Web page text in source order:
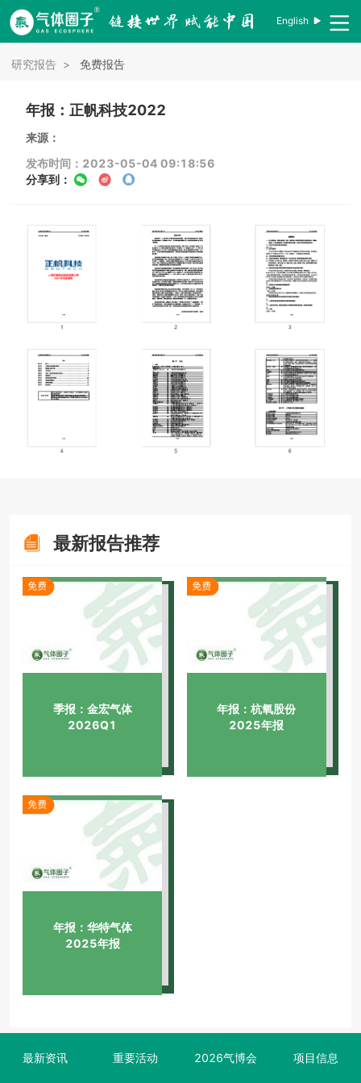
English
研究报告 > 免费报告
年报：正帆科技2022
来源：
发布时间：2023-05-04 09:18:56
分享到：
最新报告推荐
季报：金宏气体
2026Q1
年报：杭氧股份
2025年报
年报：华特气体
2025年报
最新资讯 重要活动 2026气博会 项目信息